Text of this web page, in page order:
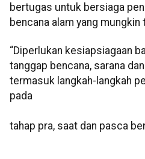
bertugas untuk bersiaga
bencana alam yang mungkin
“Diperlukan kesiapsiagaan
tanggap bencana, sarana
termasuk langkah-langkah
pada
tahap pra, saat dan pasca